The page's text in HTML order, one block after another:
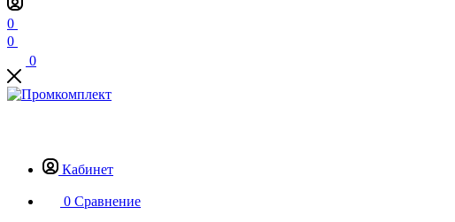
0
0
0
Кабинет
0 Сравнение